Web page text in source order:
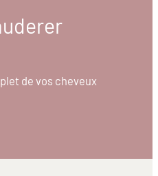
de vos cheveux